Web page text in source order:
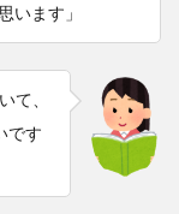
います」
て、
です